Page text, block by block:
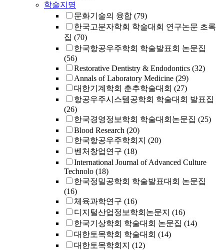
학술지명
문화기술의 융합 (79)
한국고분자학회 학술대회 연구논문 초록
집 (70)
한국항공우주학회 학술발표회 논문집
(56)
Restorative Dentistry & Endodontics (32)
Annals of Laboratory Medicine (29)
대한기계학회 춘추학술대회 (27)
항공우주시스템공학회 학술대회 발표집
(26)
한국경영정보학회 학술대회논문집 (25)
Blood Research (20)
한국항공우주학회지 (20)
벤처창업연구 (18)
International Journal of Advanced Culture
Technolo (18)
한국정밀공학회 학술발표대회 논문집
(16)
체육과학연구 (16)
디지털산업정보학회논문지 (16)
한국기상학회 학술대회 논문집 (14)
대한토목학회 학술대회 (14)
대한토목학회지 (12)